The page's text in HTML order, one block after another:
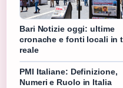
Bari Notizie oggi: ultime
cronache e fonti locali in
reale
PMI Italiane: Definizione,
Numeri e Ruolo in Italia